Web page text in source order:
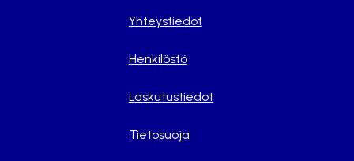
Yhteystiedot
Henkilöstö
Laskutustiedot
Tietosuoja